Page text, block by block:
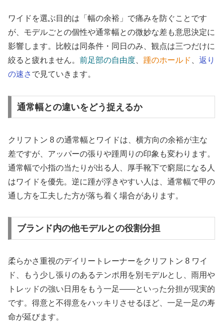
ワイドを選ぶ目的は「幅の余裕」で痛みを防ぐことです
が、モデルごとの個性や通常幅との微妙な差も意思決定に
影響します。比較は同条件・同日のみ、観点は三つだけに
絞ると疲れません。 前足部の自由度 踵のホールド
返り
の速さ で見ていきます。
通常幅との違いをどう捉えるか
クリフトン 8 の通常幅とワイドは、横方向の余裕が主な
差ですが、アッパーの張りや踵周りの印象も変わります。
通常幅で小指の当たりが出る人、厚手靴下で窮屈になる人
はワイドを優先。逆に踵が浮きやすい人は、通常幅で甲の
通し方を工夫した方が落ち着く場合があります。
ブランド内の他モデルとの役割分担
柔らかさ重視のデイリートレーナーをクリフトン 8 ワイ
ド、もう少し張りのあるテンポ用を別モデルとし、雨用や
トレッドの強い日用をもう一足——といった分担が現実的
です。得意と不得意をハッキリさせるほど、一足一足の寿
命が延びます。